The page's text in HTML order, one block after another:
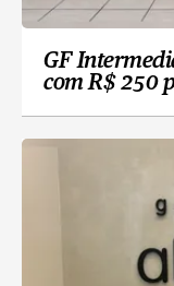
GF
com R$ 250